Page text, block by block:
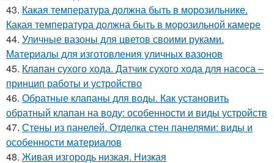
43. Какая температура должна быть в морозильнике.
Какая температура должна быть в морозильной камере
44. Уличные вазоны для цветов своими руками.
Материалы для изготовления уличных вазонов
45. Клапан сухого хода. Датчик сухого хода для насоса –
принцип работы и устройство
46. Обратные клапаны для воды. Как установить
обратный клапан на воду: особенности и виды устройств
47. Стены из панелей. Отделка стен панелями: виды и
особенности материалов
48. Живая изгородь низкая. Низкая